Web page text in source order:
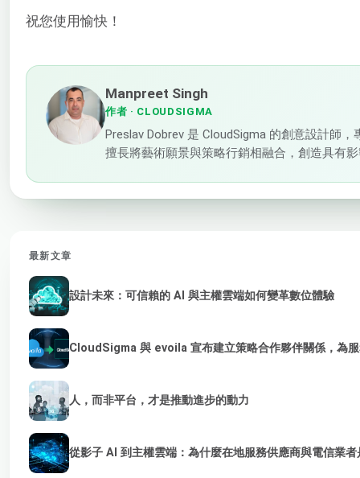
祝您使用愉快！
Manpreet Singh
作者 · CLOUDSIGMA
Preslav Dobrev 是 CloudSigma 的創意設計師
擅長將藝術願景與策略行銷相融合，創造具有
最新文章
設計未來：可信賴的 AI 與主權雲端如何變革數位體驗
CloudSigma 與 evoila 宣布建立策略合作夥伴關係，為
人，而非平台，才是推動進步的動力
從影子 AI 到主權雲端：為什麼在地服務供應商與電信業